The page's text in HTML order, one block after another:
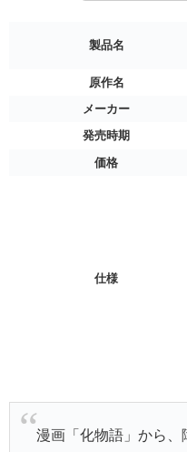
製品名
原作名
メーカー
発売時期
価格
仕様
漫画「化物語」から、